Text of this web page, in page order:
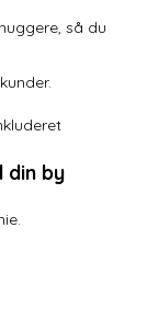
så du
din by